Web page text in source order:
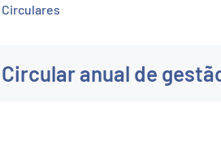
Circulares
anual de